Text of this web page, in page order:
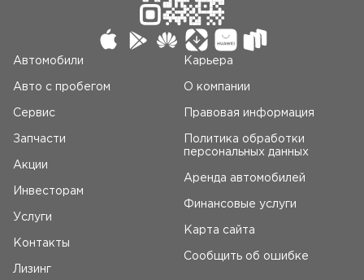
Автомобили
Авто c пробегом
Сервис
Запчасти
Акции
Инвесторам
Услуги
Контакты
Лизинг
Карьера
О компании
Правовая информация
Политика обработки
персональных данных
Аренда автомобилей
Финансовые услуги
Карта сайта
Сообщить об ошибке